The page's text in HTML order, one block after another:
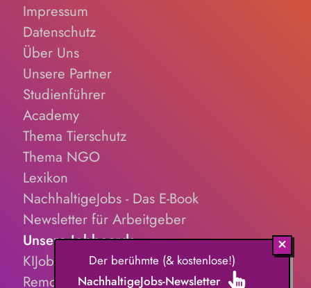
Impressum
Datenschutz
Über Uns
Unsere Partner
Studienführer
Academy
Thema Tierschutz
Thema NGO
Lexikon
NachhaltigeJobs - Das E-Book
Newsletter für Arbeitgeber
Unsere Jobboards
KIJobs.de
RemoteJobs.de
Der berühmte (& kostenlose!)
NachhaltigeJobs-Newsletter